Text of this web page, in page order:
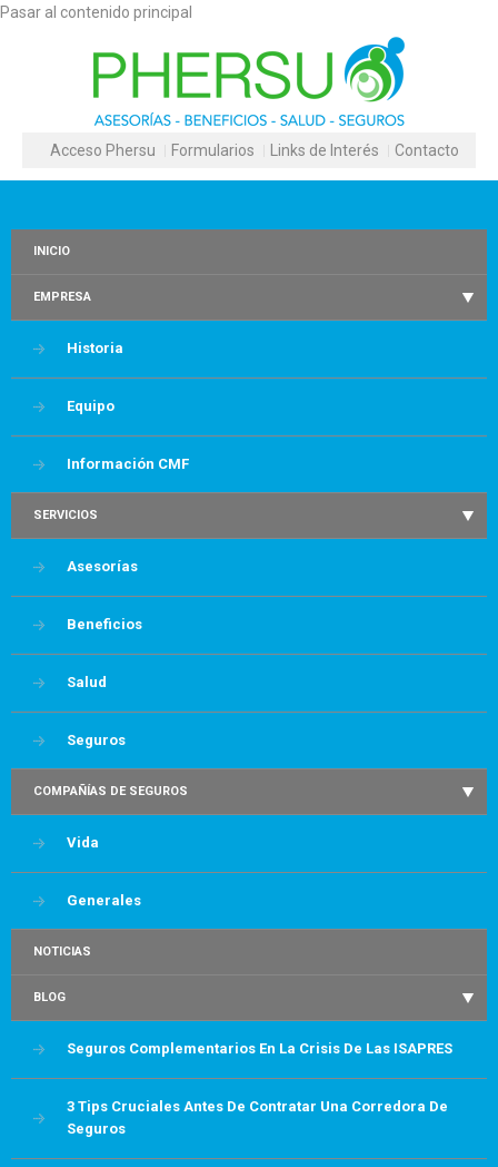
Pasar al contenido principal
Acceso Phersu Formularios Links de Interés Contacto
INICIO
EMPRESA
Historia
Equipo
Información CMF
SERVICIOS
Asesorías
Beneficios
Salud
Seguros
COMPAÑÍAS DE SEGUROS
Vida
Generales
NOTICIAS
BLOG
Seguros Complementarios En La Crisis De Las ISAPRES
3 Tips Cruciales Antes De Contratar Una Corredora De
Seguros